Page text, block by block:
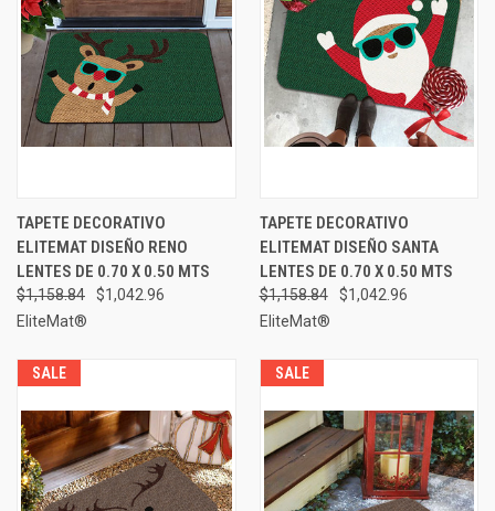
TAPETE DECORATIVO
ELITEMAT DISEÑO RENO
LENTES DE 0.70 X 0.50 MTS
$1,158.84
$1,042.96
EliteMat®
TAPETE DECORATIVO
ELITEMAT DISEÑO SANTA
LENTES DE 0.70 X 0.50 MTS
$1,158.84
$1,042.96
EliteMat®
SALE SALE